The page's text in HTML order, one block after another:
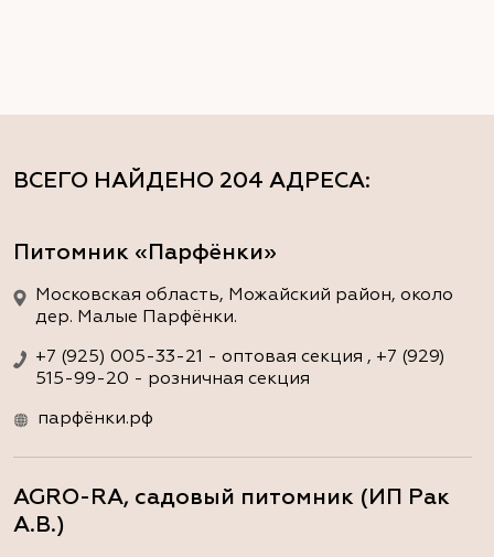
ВСЕГО НАЙДЕНО 204 АДРЕСА:
Питомник «Парфёнки»
Московская область, Можайский район, около
дер. Малые Парфёнки.
+7 (925) 005-33-21 - оптовая секция , +7 (929)
515-99-20 - розничная секция
парфёнки.рф
AGRO-RA, садовый питомник (ИП Рак
А.В.)